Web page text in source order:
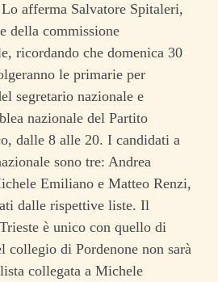
afferma Salvatore Spitaleri,
della commissione
ricordando che domenica 30
le primarie per
segretario nazionale e
nazionale del Partito
dalle 8 alle 20. I candidati a
sono tre: Andrea
Emiliano e Matteo Renzi,
dalle rispettive liste. Il
è unico con quello di
collegio di Pordenone non sarà
collegata a Michele